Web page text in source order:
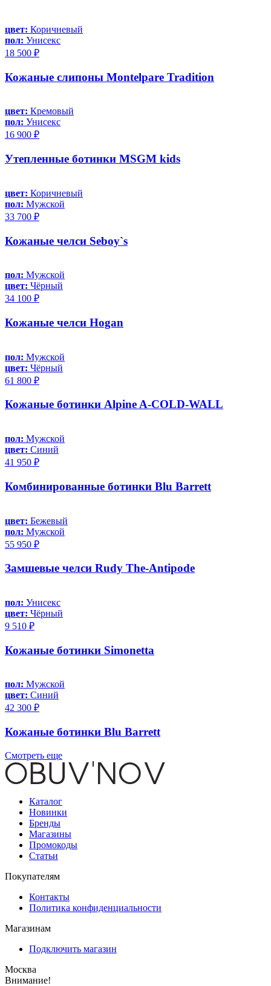
цвет: Коричневый
пол: Унисекс
18 500 ₽
Кожаные слипоны Montelpare Tradition
цвет: Кремовый
пол: Унисекс
16 900 ₽
Утепленные ботинки MSGM kids
цвет: Коричневый
пол: Мужской
33 700 ₽
Кожаные челси Seboy`s
пол: Мужской
цвет: Чёрный
34 100 ₽
Кожаные челси Hogan
пол: Мужской
цвет: Чёрный
61 800 ₽
Кожаные ботинки Alpine A-COLD-WALL
пол: Мужской
цвет: Синий
41 950 ₽
Комбинированные ботинки Blu Barrett
цвет: Бежевый
пол: Мужской
55 950 ₽
Замшевые челси Rudy The-Antipode
пол: Унисекс
цвет: Чёрный
9 510 ₽
Кожаные ботинки Simonetta
пол: Мужской
цвет: Синий
42 300 ₽
Кожаные ботинки Blu Barrett
Смотреть еще
Каталог
Новинки
Бренды
Магазины
Промокоды
Статьи
Покупателям
Контакты
Политика конфиденциальности
Магазинам
Подключить магазин
Москва
Внимание!